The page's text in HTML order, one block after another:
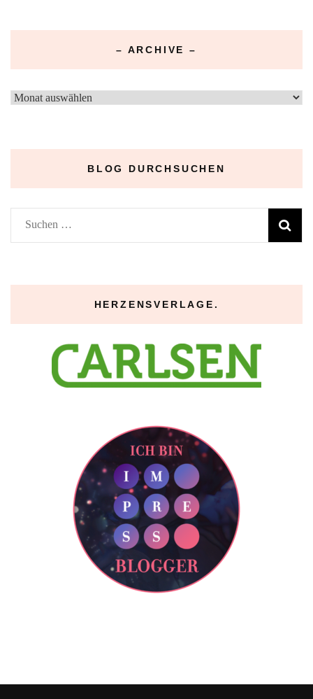
– ARCHIVE –
–
BLOG DURCHSUCHEN
Suchen
nach:
HERZENSVERLAGE.